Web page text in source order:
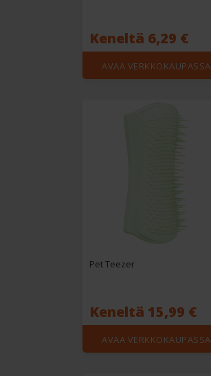
Keneltä 6,29 €
AVAA VERKKOKAUPASSA
Pet Teezer
Keneltä 15,99 €
AVAA VERKKOKAUPASSA